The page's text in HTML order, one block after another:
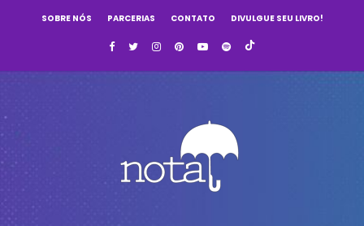
SOBRE NÓS PARCERIAS CONTATO DIVULGUE SEU LIVRO!